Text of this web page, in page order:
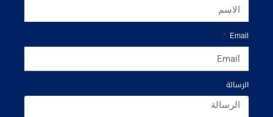
Email
الرسالة